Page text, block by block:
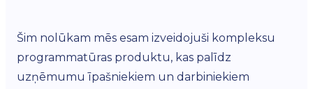
Šim nolūkam mēs esam izveidojuši kompleksu
programmatūras produktu, kas palīdz
uzņēmumu īpašniekiem un darbiniekiem